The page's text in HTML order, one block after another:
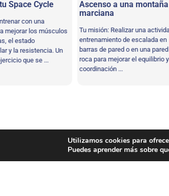
Space Cycle
con una
mejorar los músculos
el estado
y la resistencia. Un
que se ...
Ascenso a una montaña
marciana
Tu misión: Realizar una
entrenamiento de escalada en
barras de pared o en una pared
roca para mejorar el equilibrio y la
coordinación ...
Resistencia ,Físicas,Fuerza,Trabajo en
Utilizamos cookies para
Puedes aprender más sobre